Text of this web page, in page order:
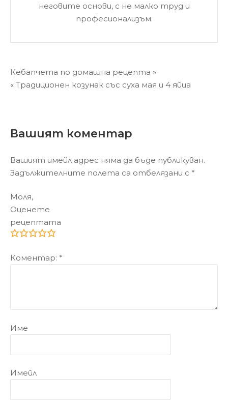
неговите основи, с не малко труд и
професионализъм.
Навигация
Кебапчета по домашна рецепта »
« Традиционен козунак със суха мая и 4 яйца
Вашият коментар
Вашият имейл адрес няма да бъде публикуван.
Задължителните полета са отбелязани с *
Моля,
Оценете
рецептата
Коментар: *
Име
Имейл